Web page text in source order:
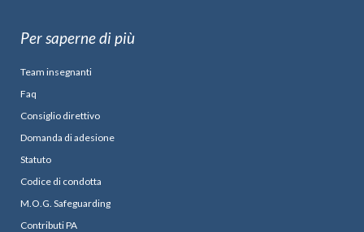
Per saperne di più
Team insegnanti
Faq
Consiglio direttivo
Domanda di adesione
Statuto
Codice di condotta
M.O.G. Safeguarding
Contributi PA